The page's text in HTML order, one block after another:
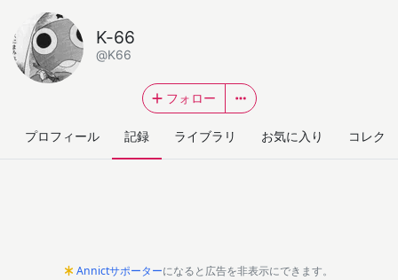
K-66
@K66
フォロー
プロフィール 記録 ライブラリ お気に入り コレク
Annictサポーターになると広告を非表示にできます。